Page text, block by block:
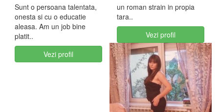
Sunt o persoana talentata,
onesta si cu o educatie
aleasa. Am un job bine
platit..
Vezi profil
un roman strain in propia
tara..
Vezi profil